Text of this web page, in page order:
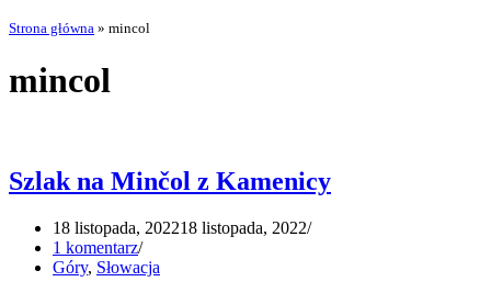
Strona główna » mincol
mincol
Szlak na Minčol z Kamenicy
18 listopada, 202218 listopada, 2022
1 komentarz
Góry, Słowacja